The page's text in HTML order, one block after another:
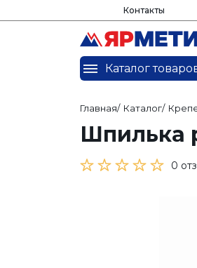
Контакты
Каталог
Главная/ Каталог/
Шпилька
0